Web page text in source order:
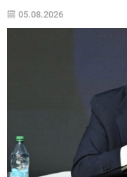
organize edilen 2026
Ağustos 2026 tarihleri
05.08.2026